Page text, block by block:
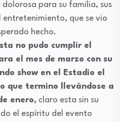
para su familia, sus
que se vio
hecho.
no pudo cumplir el
el mes de marzo con su
show en el Estadio el
que termino llevándose a
enero, claro esta sin su
el espíritu del evento